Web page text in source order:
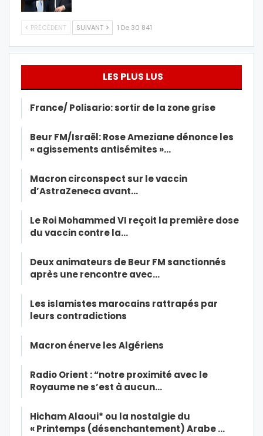
PRÉCÉDENT SUIVANT 1 De 30 841
LES PLUS LUS
France/ Polisario: sortir de la zone grise
Beur FM/Israël: Rose Ameziane dénonce les
« agissements antisémites »…
Macron circonspect sur le vaccin
d’AstraZeneca avant…
Le Roi Mohammed VI reçoit la première dose
du vaccin contre la…
Deux animateurs de Beur FM sanctionnés
après une rencontre avec…
Les islamistes marocains rattrapés par
leurs contradictions
Macron énerve les Algériens
Radio Orient : “notre proximité avec le
Royaume ne s’est à aucun…
Hicham Alaoui* ou la nostalgie du
« Printemps (désenchantement) Arabe …